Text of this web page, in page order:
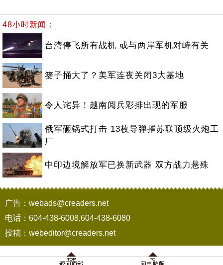
48小时新闻：
台湾停飞所有战机 或与两岸军机对峙有关
篓子捅大了？美军连夜关闭3大基地
令人诧异！越南阅兵彩排出现的军服
俄军砸锅式打击 13枚导弹摧苏联顶级火炮工
厂
中印边境解放军已换新武器 双方战力悬殊
广告：webads@creaders.net
电话：604-438-6008,604-438-6080
投稿：webeditor@creaders.net